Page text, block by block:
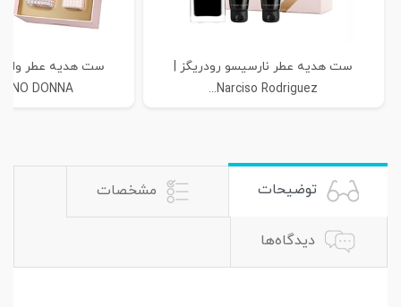
ست هدیه عطر نارسیسو رودریگز |
Narciso Rodriguez...
ست هدیه عطر
DONNA...
توضیحات مشخصات
دیدگاه‌ها